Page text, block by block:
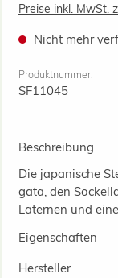
Preise inkl. MwSt.
Nicht mehr
Produktnummer:
SF11045
Beschreibung
Die japanische
gata, den
Laternen und
Eigenschaften
Hersteller